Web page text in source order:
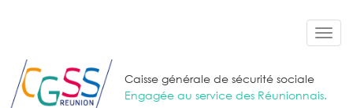
Caisse générale de sécurité sociale
Engagée au service des Réunionnais.